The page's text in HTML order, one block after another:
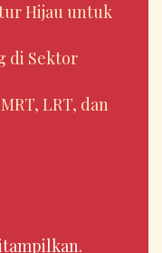
Hijau untuk
di Sektor
LRT, dan